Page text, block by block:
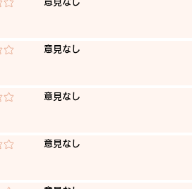
5
5 ​意見なし
5 ​意見なし
5 ​意見なし